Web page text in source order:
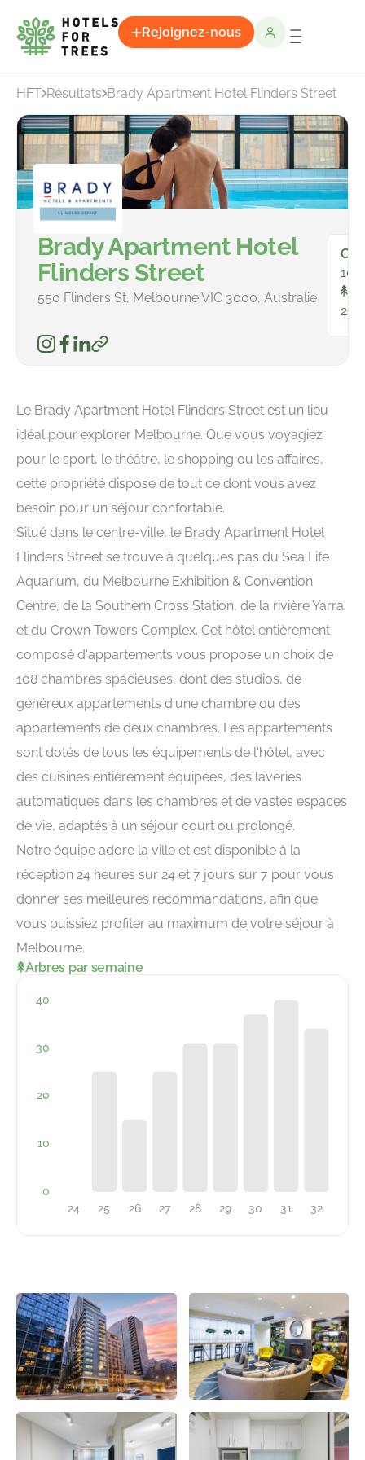
Rejoignez-nous
HFT Résultats Brady Apartment Hotel Flinders Street
Brady Apartment Hotel
Flinders Street
550 Flinders St, Melbourne VIC 3000, Australie
108
Le Brady Apartment Hotel Flinders Street est un lieu
idéal pour explorer Melbourne. Que vous voyagiez
pour le sport, le théâtre, le shopping ou les affaires,
cette propriété dispose de tout ce dont vous avez
besoin pour un séjour confortable.
Situé dans le centre-ville, le Brady Apartment Hotel
Flinders Street se trouve à quelques pas du Sea Life
Aquarium, du Melbourne Exhibition & Convention
Centre, de la Southern Cross Station, de la rivière Yarra
et du Crown Towers Complex. Cet hôtel entièrement
composé d'appartements vous propose un choix de
108 chambres spacieuses, dont des studios, de
généreux appartements d'une chambre ou des
appartements de deux chambres. Les appartements
sont dotés de tous les équipements de l'hôtel, avec
des cuisines entièrement équipées, des laveries
automatiques dans les chambres et de vastes espaces
de vie, adaptés à un séjour court ou prolongé.
Notre équipe adore la ville et est disponible à la
réception 24 heures sur 24 et 7 jours sur 7 pour vous
donner ses meilleures recommandations, afin que
vous puissiez profiter au maximum de votre séjour à
Melbourne.
Arbres par semaine